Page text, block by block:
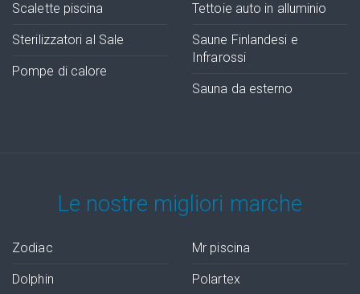
Scalette piscina
Sterilizzatori al Sale
Pompe di calore
Tettoie auto in alluminio
Saune Finlandesi e
Infrarossi
Sauna da esterno
Le nostre migliori marche
Zodiac
Dolphin
Mr piscina
Polartex